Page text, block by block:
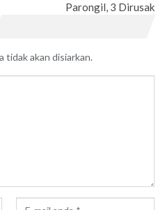
Parongil, 3 Dirusak
tidak akan disiarkan.